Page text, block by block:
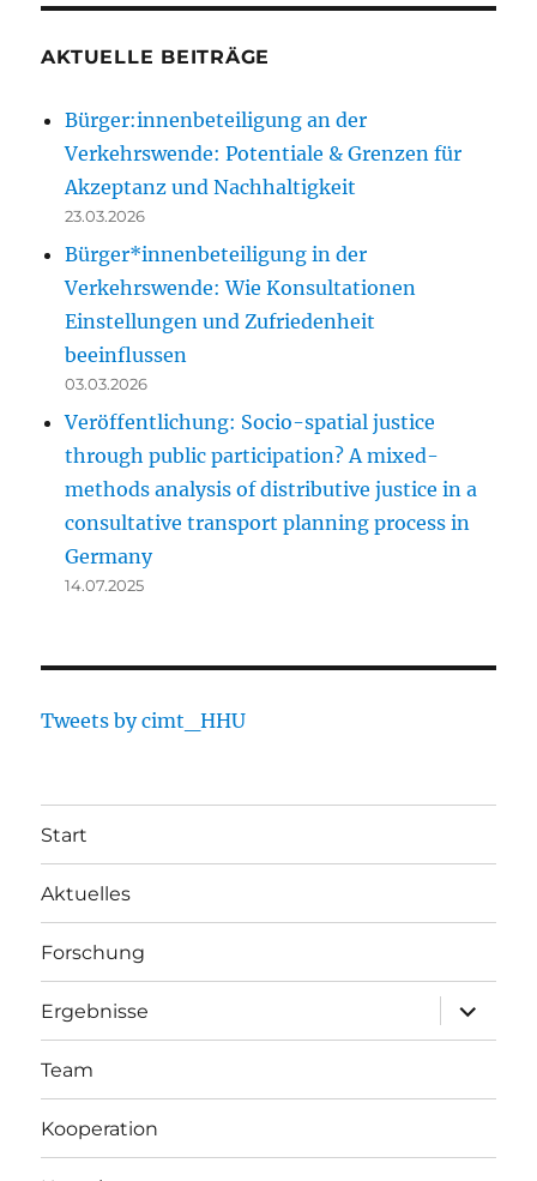
AKTUELLE BEITRÄGE
Bürger:innenbeteiligung an der
Verkehrswende: Potentiale & Grenzen für
Akzeptanz und Nachhaltigkeit
23.03.2026
Bürger*innenbeteiligung in der
Verkehrswende: Wie Konsultationen
Einstellungen und Zufriedenheit
beeinflussen
03.03.2026
Veröffentlichung: Socio-spatial justice
through public participation? A mixed-
methods analysis of distributive justice in a
consultative transport planning process in
Germany
14.07.2025
Tweets by cimt_HHU
Start
Aktuelles
Forschung
Ergebnisse
öffnen
Team
Kooperation